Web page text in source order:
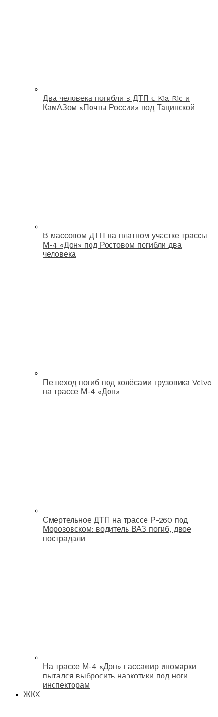
Два человека погибли в ДТП с Kia Rio и
КамАЗом «Почты России» под Тацинской
В массовом ДТП на платном участке трассы
М-4 «Дон» под Ростовом погибли два
человека
Пешеход погиб под колёсами грузовика Volvo
на трассе М-4 «Дон»
Смертельное ДТП на трассе Р-260 под
Морозовском: водитель ВАЗ погиб, двое
пострадали
На трассе М-4 «Дон» пассажир иномарки
пытался выбросить наркотики под ноги
инспекторам
ЖКХ